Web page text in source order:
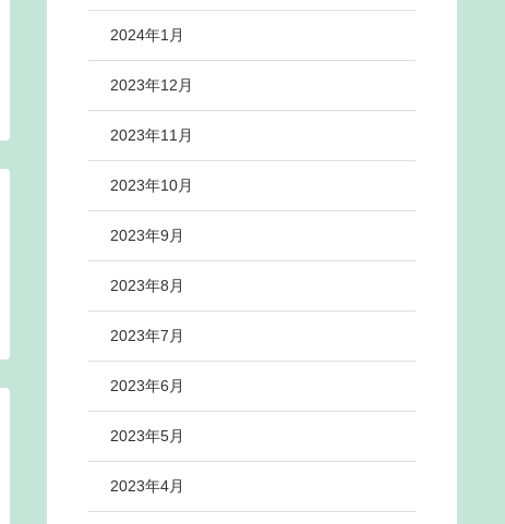
2024年1月
2023年12月
2023年11月
2023年10月
2023年9月
2023年8月
2023年7月
2023年6月
2023年5月
2023年4月